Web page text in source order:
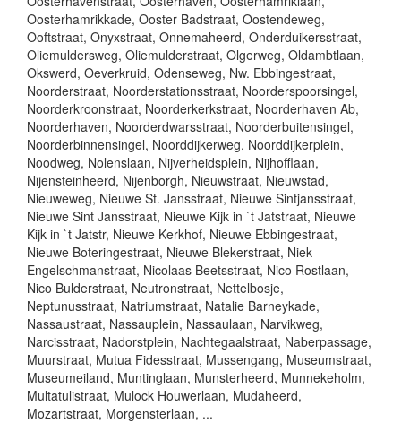
Oosterhamrikkade, Ooster Badstraat, Oostendeweg,
Ooftstraat, Onyxstraat, Onnemaheerd, Onderduikersstraat,
Oliemuldersweg, Oliemulderstraat, Olgerweg, Oldambtlaan,
Okswerd, Oeverkruid, Odenseweg, Nw. Ebbingestraat,
Noorderstraat, Noorderstationsstraat, Noorderspoorsingel,
Noorderkroonstraat, Noorderkerkstraat, Noorderhaven Ab,
Noorderhaven, Noorderdwarsstraat, Noorderbuitensingel,
Noorderbinnensingel, Noorddijkerweg, Noorddijkerplein,
Noodweg, Nolenslaan, Nijverheidsplein, Nijhofflaan,
Nijensteinheerd, Nijenborgh, Nieuwstraat, Nieuwstad,
Nieuweweg, Nieuwe St. Jansstraat, Nieuwe Sintjansstraat,
Nieuwe Sint Jansstraat, Nieuwe Kijk in `t Jatstraat, Nieuwe
Kijk in `t Jatstr, Nieuwe Kerkhof, Nieuwe Ebbingestraat,
Nieuwe Boteringestraat, Nieuwe Blekerstraat, Niek
Engelschmanstraat, Nicolaas Beetsstraat, Nico Rostlaan,
Nico Bulderstraat, Neutronstraat, Nettelbosje,
Neptunusstraat, Natriumstraat, Natalie Barneykade,
Nassaustraat, Nassauplein, Nassaulaan, Narvikweg,
Narcisstraat, Nadorstplein, Nachtegaalstraat, Naberpassage,
Muurstraat, Mutua Fidesstraat, Mussengang, Museumstraat,
Museumeiland, Muntinglaan, Munsterheerd, Munnekeholm,
Multatulistraat, Mulock Houwerlaan, Mudaheerd,
Mozartstraat, Morgensterlaan, ...